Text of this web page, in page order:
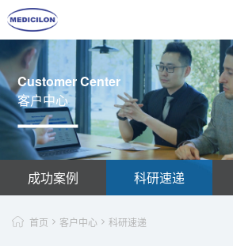
Customer Center
客户中心
成功案例 科研速递
首页 客户中心 科研速递